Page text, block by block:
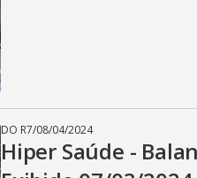
DO R7/08/04/2024
Hiper Saúde -